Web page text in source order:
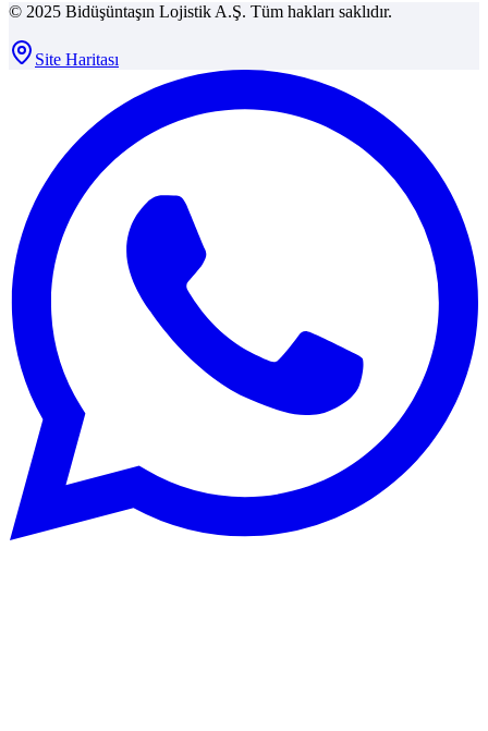
© 2025 Bidüşüntaşın Lojistik A.Ş. Tüm hakları saklıdır.
Site Haritası